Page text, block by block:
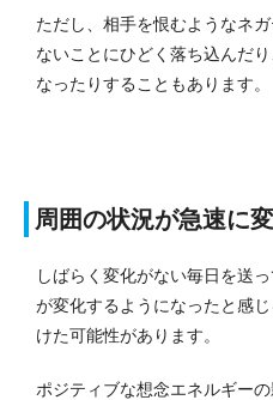
ただし、相手を恨むようなネ
ないことにひどく落ち込んだ
なったりすることもあります。
周囲の状況が急速に
しばらく変化がない毎日を送
が変化するようになったと感
けた可能性があります。
ポジティブな想念エネルギー